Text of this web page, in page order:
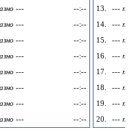
---
--:--
---
--:--
---
--:--
---
--:--
---
--:--
---
--:--
---
--:--
--- --:--
13.
---
14.
---
15.
---
16.
---
17.
---
18.
---
19.
---
20.
---